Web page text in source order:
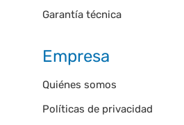
Garantía técnica
Empresa
Quiénes somos
Políticas de privacidad